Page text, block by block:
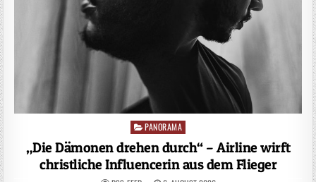
Posted
in
PANORAMA
„Die Dämonen drehen durch“ – Airline wirft
christliche Influencerin aus dem Flieger